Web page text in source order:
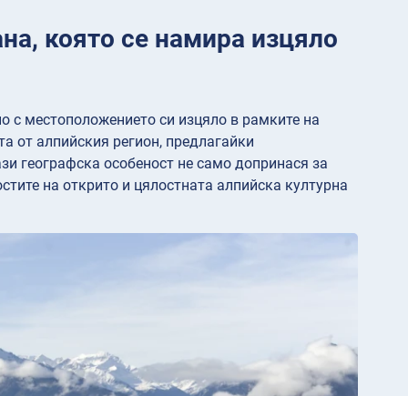
която се намира изцяло
с местоположението си изцяло в рамките на
от алпийския регион, предлагайки
географска особеност не само допринася за
на открито и цялостната алпийска културна